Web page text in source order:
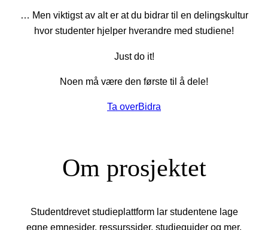
… Men viktigst av alt er at du bidrar til en delingskultur
hvor studenter hjelper hverandre med studiene!
Just do it!
Noen må være den første til å dele!
Ta overBidra
Om prosjektet
Studentdrevet studieplattform lar studentene lage
egne emnesider, ressurssider, studieguider og mer,